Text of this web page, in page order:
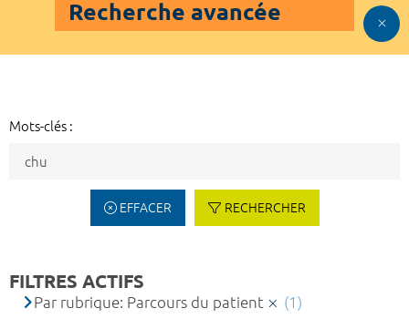
Recherche avancée
Mots-clés :
EFFACER RECHERCHER
FILTRES ACTIFS
Par rubrique: Parcours du patient (1)